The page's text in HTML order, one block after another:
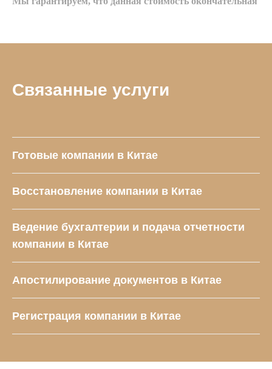
Связанные услуги
Готовые компании в Китае
Восстановление компании в Китае
Ведение бухгалтерии и подача отчетности
компании в Китае
Апостилирование документов в Китае
Регистрация компании в Китае